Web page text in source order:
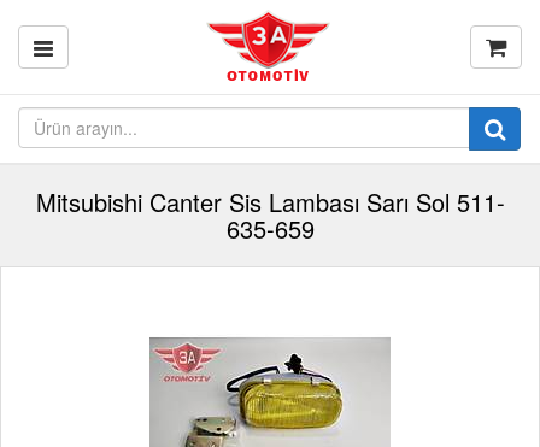
Mitsubishi Canter Sis Lambası Sarı Sol 511-
635-659